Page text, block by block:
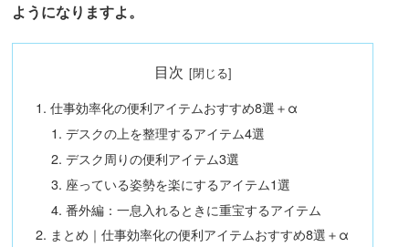
ようになりますよ。
目次
仕事効率化の便利アイテムおすすめ8選＋α
デスクの上を整理するアイテム4選
デスク周りの便利アイテム3選
座っている姿勢を楽にするアイテム1選
番外編：一息入れるときに重宝するアイテム
まとめ｜仕事効率化の便利アイテムおすすめ8選＋α